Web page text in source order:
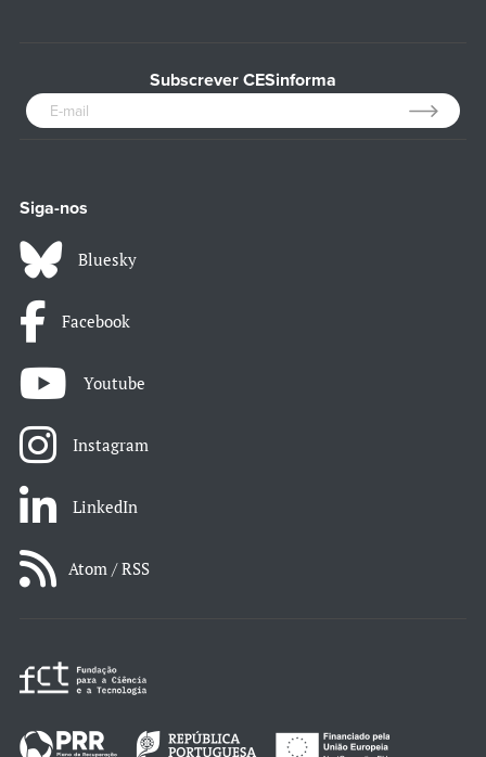
Subscrever CESinforma
Siga-nos
Bluesky
Facebook
Youtube
Instagram
LinkedIn
Atom / RSS